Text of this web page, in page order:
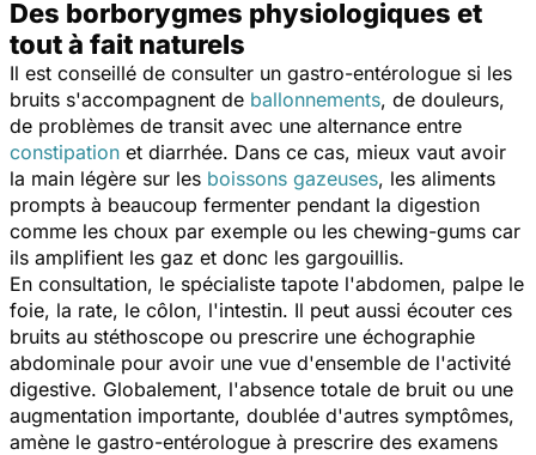
Des borborygmes physiologiques et
tout à fait naturels
Il est conseillé de consulter un gastro-entérologue si les
bruits s'accompagnent de ballonnements, de douleurs,
de problèmes de transit avec une alternance entre
constipation et diarrhée. Dans ce cas, mieux vaut avoir
la main légère sur les boissons gazeuses, les aliments
prompts à beaucoup fermenter pendant la digestion
comme les choux par exemple ou les chewing-gums car
ils amplifient les gaz et donc les gargouillis.
En consultation, le spécialiste tapote l'abdomen, palpe le
foie, la rate, le côlon, l'intestin. Il peut aussi écouter ces
bruits au stéthoscope ou prescrire une échographie
abdominale pour avoir une vue d'ensemble de l'activité
digestive. Globalement, l'absence totale de bruit ou une
augmentation importante, doublée d'autres symptômes,
amène le gastro-entérologue à prescrire des examens